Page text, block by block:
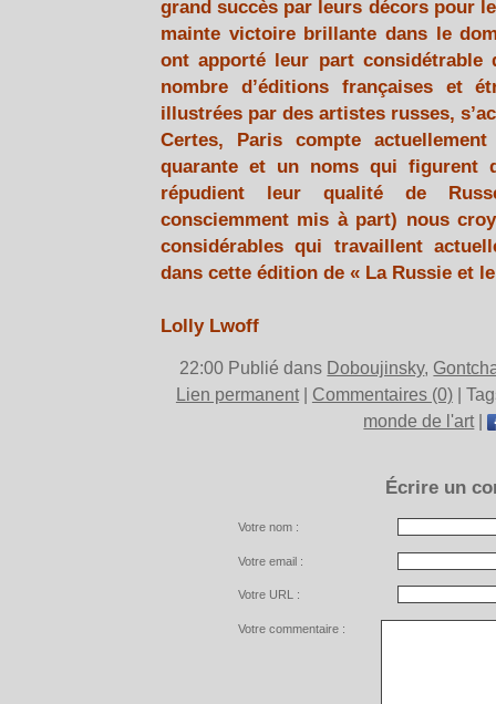
grand succès par leurs décors pour
mainte victoire brillante dans le
ont apporté leur part
nombre d’éditions françaises et
illustrées par des artistes russes,
Certes, Paris compte
quarante et un noms qui figurent
répudient leur qualité de
consciemment mis à part) nous
considérables qui travaillent
dans cette édition de « La Russie et
Lolly Lwoff
22:00 Publié dans Doboujinsky,
Lien permanent| Commentaires (0)|
monde de l'art |
Écrire un
Votre nom :
Votre email :
Votre URL :
Votre commentaire :